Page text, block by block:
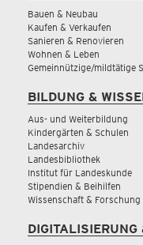
Bauen & Neubau
Kaufen & Verkaufen
Sanieren & Renovieren
Wohnen & Leben
Gemeinnützige/mildtätige
BILDUNG &
Aus- und Weiterbildung
Kindergärten & Schulen
Landesarchiv
Landesbibliothek
Institut für Landeskunde
Stipendien & Beihilfen
Wissenschaft & Forschung
DIGITALISIERUNG